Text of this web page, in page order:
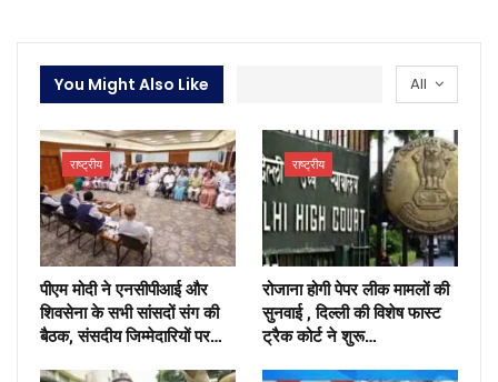
All
You Might Also Like
राष्ट्रीय
पीएम मोदी ने एनसीपीआई और
शिवसेना के सभी सांसदों संग की
बैठक, संसदीय जिम्मेदारियों पर…
राष्ट्रीय
रोजाना होगी पेपर लीक मामलों की
सुनवाई , दिल्ली की विशेष फास्ट
ट्रैक कोर्ट ने शुरू…